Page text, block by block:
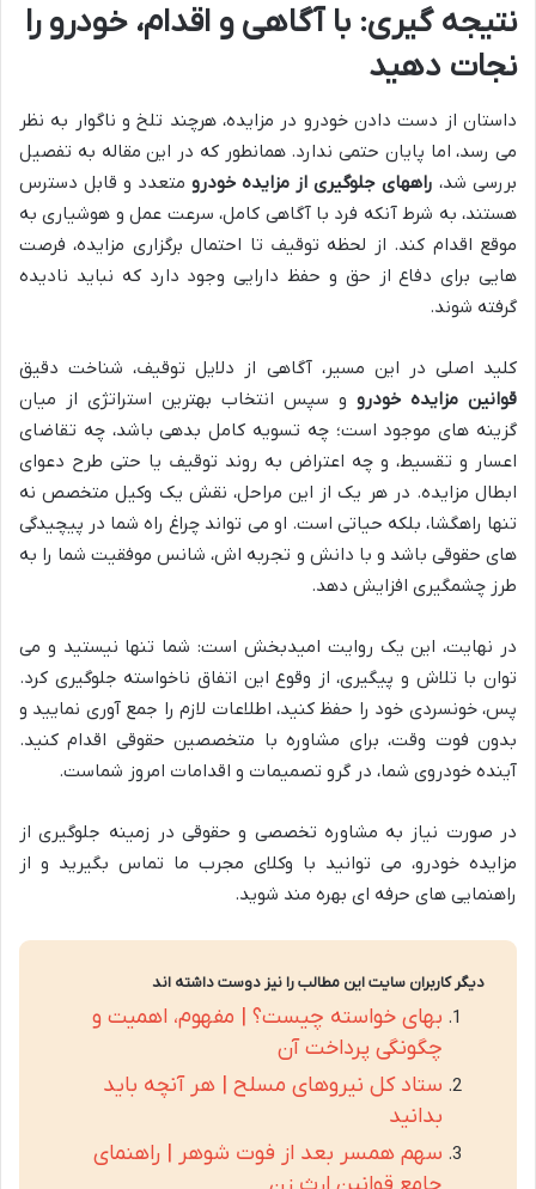
نتیجه گیری: با آگاهی و اقدام، خودرو را
نجات دهید
داستان از دست دادن خودرو در مزایده، هرچند تلخ و ناگوار به نظر
می رسد، اما پایان حتمی ندارد. همانطور که در این مقاله به تفصیل
بررسی شد، راههای جلوگیری از مزایده خودرو متعدد و قابل دسترس
هستند، به شرط آنکه فرد با آگاهی کامل، سرعت عمل و هوشیاری به
موقع اقدام کند. از لحظه توقیف تا احتمال برگزاری مزایده، فرصت
هایی برای دفاع از حق و حفظ دارایی وجود دارد که نباید نادیده
گرفته شوند.
کلید اصلی در این مسیر، آگاهی از دلایل توقیف، شناخت دقیق
قوانین مزایده خودرو و سپس انتخاب بهترین استراتژی از میان
گزینه های موجود است؛ چه تسویه کامل بدهی باشد، چه تقاضای
اعسار و تقسیط، و چه اعتراض به روند توقیف یا حتی طرح دعوای
ابطال مزایده. در هر یک از این مراحل، نقش یک وکیل متخصص نه
تنها راهگشا، بلکه حیاتی است. او می تواند چراغ راه شما در پیچیدگی
های حقوقی باشد و با دانش و تجربه اش، شانس موفقیت شما را به
طرز چشمگیری افزایش دهد.
در نهایت، این یک روایت امیدبخش است: شما تنها نیستید و می
توان با تلاش و پیگیری، از وقوع این اتفاق ناخواسته جلوگیری کرد.
پس، خونسردی خود را حفظ کنید، اطلاعات لازم را جمع آوری نمایید و
بدون فوت وقت، برای مشاوره با متخصصین حقوقی اقدام کنید.
آینده خودروی شما، در گرو تصمیمات و اقدامات امروز شماست.
در صورت نیاز به مشاوره تخصصی و حقوقی در زمینه جلوگیری از
مزایده خودرو، می توانید با وکلای مجرب ما تماس بگیرید و از
راهنمایی های حرفه ای بهره مند شوید.
دیگر کاربران سایت این مطالب را نیز دوست داشته اند
بهای خواسته چیست؟ | مفهوم، اهمیت و
چگونگی پرداخت آن
ستاد کل نیروهای مسلح | هر آنچه باید
بدانید
سهم همسر بعد از فوت شوهر | راهنمای